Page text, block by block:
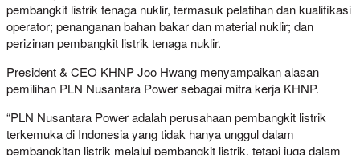
pembangkit listrik tenaga nuklir, termasuk pelatihan dan kualifikasi
operator; penanganan bahan bakar dan material nuklir; dan
perizinan pembangkit listrik tenaga nuklir.
President & CEO KHNP Joo Hwang menyampaikan alasan
pemilihan PLN Nusantara Power sebagai mitra kerja KHNP.
“PLN Nusantara Power adalah perusahaan pembangkit listrik
terkemuka di Indonesia yang tidak hanya unggul dalam
pembangkitan listrik melalui pembangkit listrik, tetapi juga dalam